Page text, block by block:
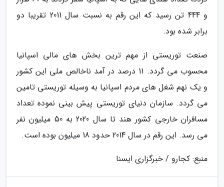
و 444 تن رسید که این رقم به نسبت سال 2011 تقریبا دو
برابر شده بود.
صنعت توریستی از مهم ترین بخش های مالی اسپانیا
محسوب می گردد. 11 درصد در آمد ناخالص ملی این کشور
و یک نهم شغل های مردم اسپانیا به وسیله توریستی تامین
می گردد. سازمان دنیای توریستی پیش بینی نموده تعداد
مسافران خارجی کشور هند تا سال 2020 به 50 میلیون نفر
می رسد. این رقم در سال 2014 حدود 18 میلیون بوده است.
منبع: کجارو / خبرگزاری ایسنا